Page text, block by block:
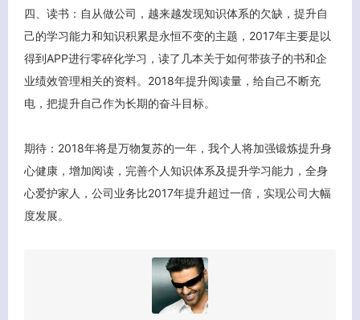
四、读书：自从做公司，越来越发现知识体系的欠缺，提升自
己的学习能力和知识积累是永恒不变的主题，2017年主要是以
得到APP进行零碎化学习，读了几本关于如何带孩子的书和企
业绩效管理相关的资料。2018年提升阅读量，给自己不断充
电，把提升自己作为长期的奋斗目标。
期待：2018年将是万物复苏的一年，我个人将加强锻炼提升身
心健康，增加阅读，完善个人知识体系及提升学习能力，全身
心爱护家人，公司业务比2017年提升超过一倍，实现公司大幅
度发展。